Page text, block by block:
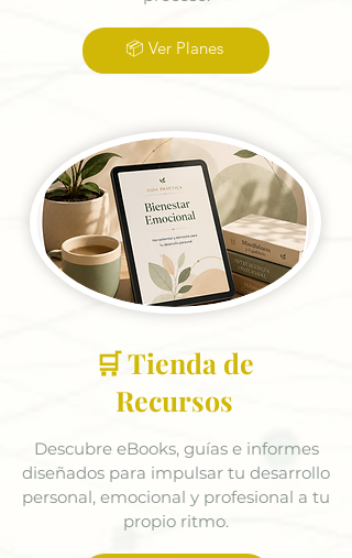
📦 Ver Planes
🛒 Tienda de
Recursos
Descubre eBooks, guías e informes
diseñados para impulsar tu desarrollo
personal, emocional y profesional a tu
propio ritmo.